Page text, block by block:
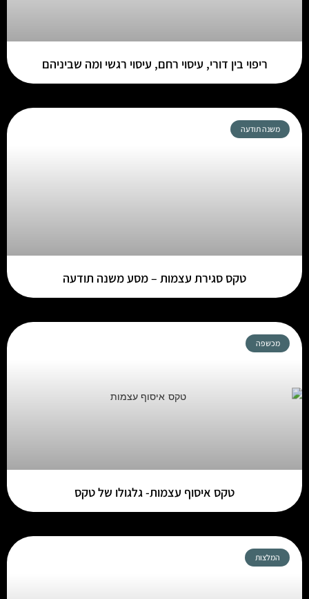
ריפוי בין דורי, עיסוי רחם, עיסוי רגשי ומה שביניהם
משנה תודעה
טקס סגירת עצמות – מסע משנה תודעה
מכשפה
טקס איסוף עצמות- גלגולו של טקס
המלצות